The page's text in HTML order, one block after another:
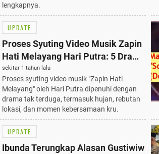
lengkapnya.
UPDATE
Proses Syuting Video Musik Zapin
Hati Melayang Hari Putra: 5 Drama
Tak Terduga yang Membuat MV
Lebih Berjiwa
sekitar 1 tahun lalu
Proses syuting video musik "Zapin Hati
Melayang" oleh Hari Putra dipenuhi dengan
drama tak terduga, termasuk hujan, rebutan
lokasi, dan momen kebersamaan kru.
UPDATE
Ibunda Terungkap Alasan Gustiwiw